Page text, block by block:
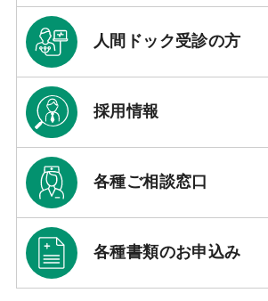
人間ドック受診の方
採用情報
各種ご相談窓口
各種書類のお申込み